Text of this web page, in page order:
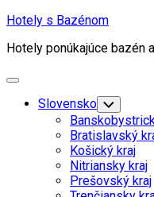
Skip
content
Hotely s Bazénom
Hotely ponúkajúce bazén
Expand
Slovensko Toggle
Child
Menu
Bratislavský
Košický kraj
Nitriansky kraj
Prešovský kraj